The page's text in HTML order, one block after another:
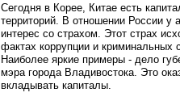
Сегодня в Корее, Китае есть
территорий. В отношении России у
интерес со страхом. Этот страх
фактах коррупции и криминальных
Наиболее яркие примеры - дело
мэра города Владивостока. Это
вкладывать капиталы.